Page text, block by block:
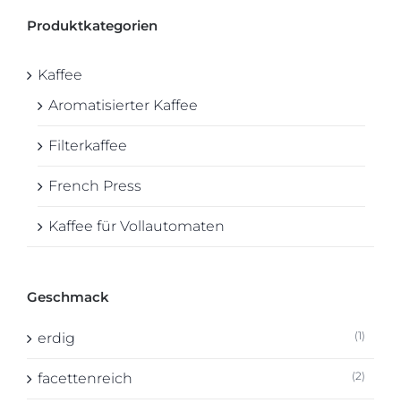
Produktkategorien
Kaffee
Aromatisierter Kaffee
Filterkaffee
French Press
Kaffee für Vollautomaten
Geschmack
erdig (1)
facettenreich (2)